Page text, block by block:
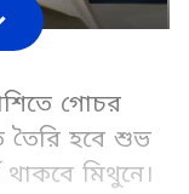
গোচর
তৈরি হবে শুভ
মিথুনে।